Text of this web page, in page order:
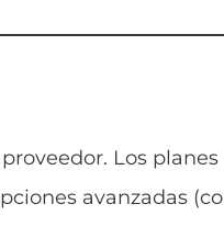
Los
avanzadas